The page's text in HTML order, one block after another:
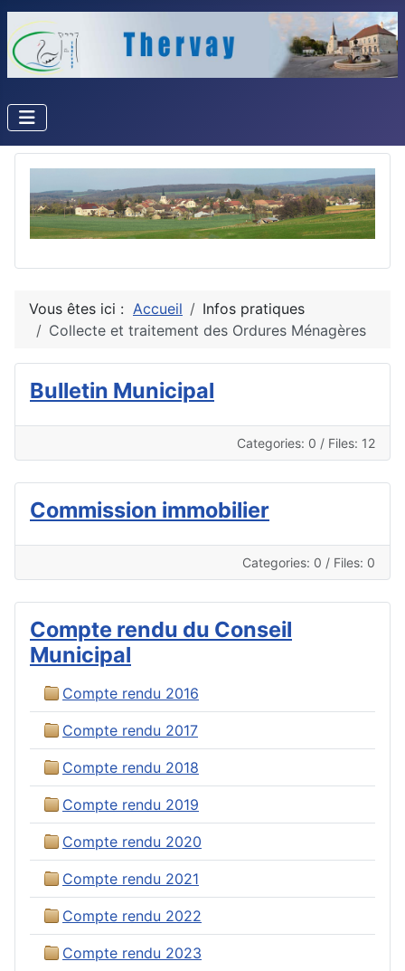
Vous êtes ici : Accueil
Infos pratiques
Collecte et traitement des Ordures Ménagères
Bulletin Municipal
Categories: 0 / Files: 12
Commission immobilier
Categories: 0 / Files: 0
Compte rendu du Conseil
Municipal
Compte rendu 2016
Compte rendu 2017
Compte rendu 2018
Compte rendu 2019
Compte rendu 2020
Compte rendu 2021
Compte rendu 2022
Compte rendu 2023